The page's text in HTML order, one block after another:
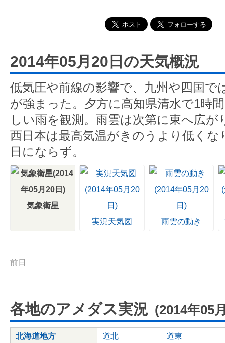
2014年05月20日の天気概況
低気圧や前線の影響で、九州や四国で
が強まった。夕方に高知県清水で1時
しい雨を観測。雨雲は次第に東へ広
西日本は最高気温がきのうより低くな
日にならず。
気象衛星
実況天気図
雨雲の動き
前日
各地のアメダス実況 (2014年05
北海道地方 道北 道東